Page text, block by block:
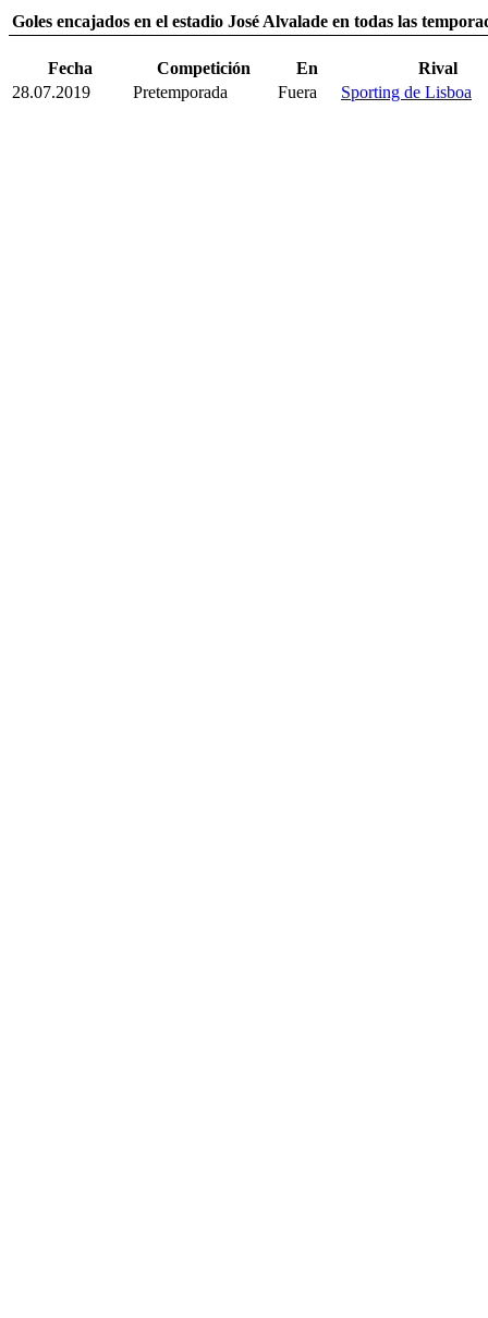
Goles encajados en el estadio José Alvalade en todas las
Fecha Competición En
Rival
28.07.2019
Pretemporada Fuera Sporting de Lisboa